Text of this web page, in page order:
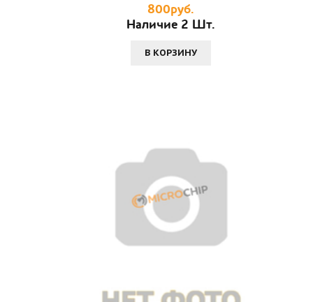
800руб.
Наличие 2 Шт.
В КОРЗИНУ